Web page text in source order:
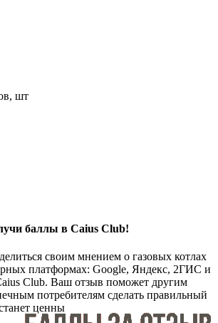
шт
баллы в Caius Club!
своим мнением о газовых котлах
платформах: Google, Яндекс, 2ГИС и
Club. Ваш отзыв поможет другим
потребителям сделать правильный
ценны